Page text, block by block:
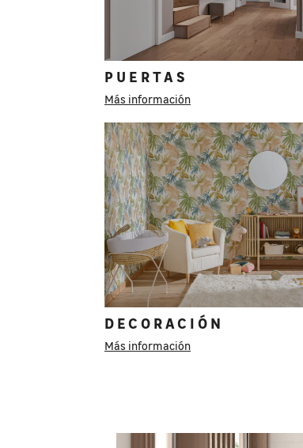
PUERTAS
Más información
DECORACIÓN
Más información